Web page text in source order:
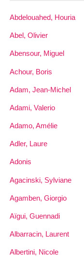
Abdelouahed, Houria
Abel, Olivier
Abensour, Miguel
Achour, Boris
Adam, Jean-Michel
Adami, Valerio
Adamo, Amélie
Adler, Laure
Adonis
Agacinski, Sylviane
Agamben, Giorgio
Aïgui, Guennadi
Albarracin, Laurent
Albertini, Nicole